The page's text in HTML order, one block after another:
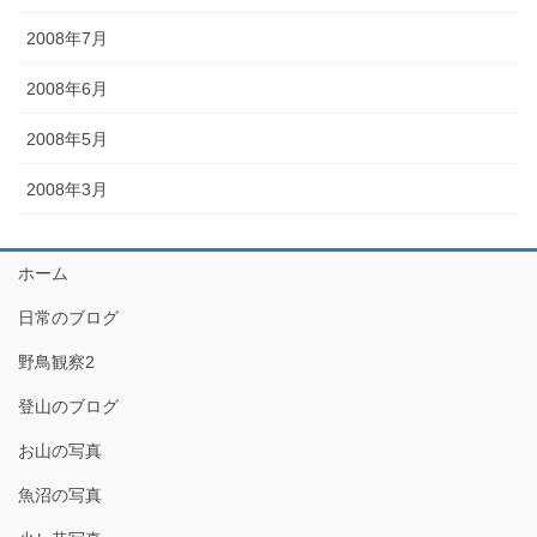
2008年7月
2008年6月
2008年5月
2008年3月
ホーム
日常のブログ
野鳥観察2
登山のブログ
お山の写真
魚沼の写真